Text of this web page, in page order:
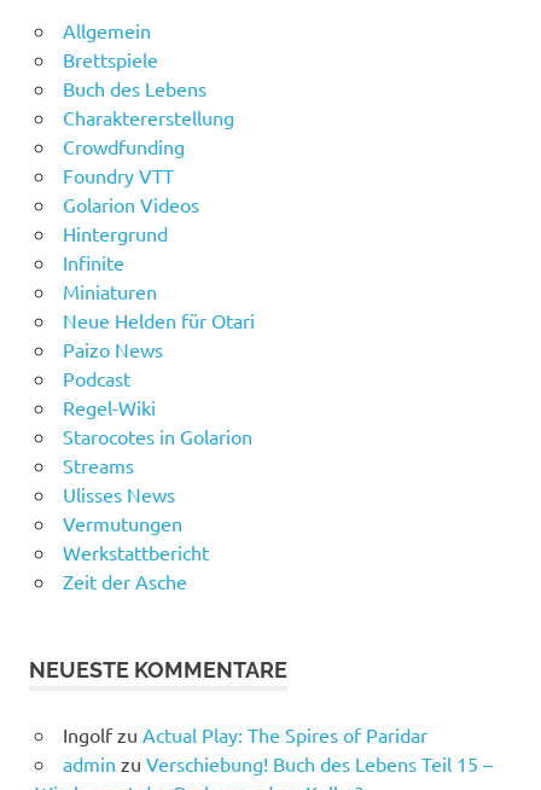
Allgemein
Brettspiele
Buch des Lebens
Charaktererstellung
Crowdfunding
Foundry VTT
Golarion Videos
Hintergrund
Infinite
Miniaturen
Neue Helden für Otari
Paizo News
Podcast
Regel-Wiki
Starocotes in Golarion
Streams
Ulisses News
Vermutungen
Werkstattbericht
Zeit der Asche
NEUESTE KOMMENTARE
Ingolfzu Actual Play: The Spires of Paridar
admin zu Verschiebung! Buch des Lebens Teil 15 –